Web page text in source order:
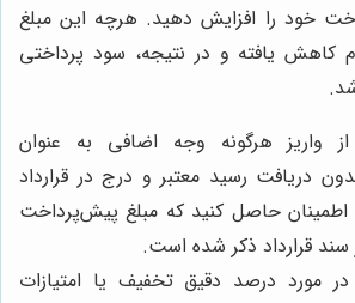
خود را افزایش دهید. هرچه این مبلغ
کاهش یافته و در نتیجه، سود پرداختی
از واریز هرگونه وجه اضافی به عنوان
دریافت رسید معتبر و درج در قرارداد
اطمینان حاصل کنید که مبلغ پیش‌پرداخت
سند قرارداد ذکر شده است.
در مورد درصد دقیق تخفیف یا امتیازات